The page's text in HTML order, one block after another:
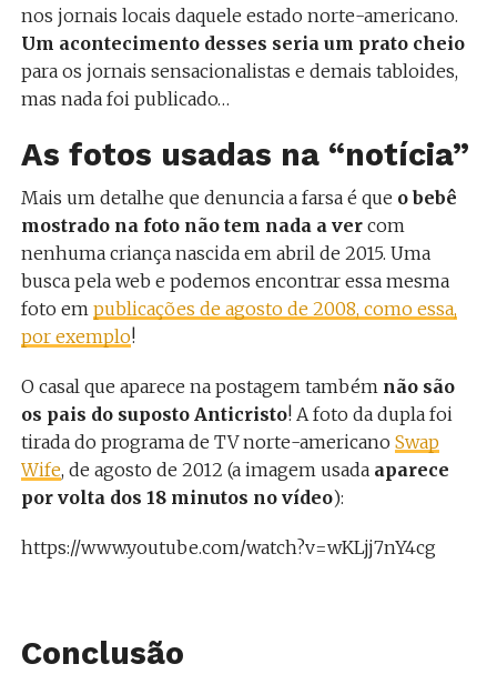
nos jornais locais daquele estado norte-americano.
Um acontecimento desses seria um prato cheio
para os jornais sensacionalistas e demais tabloides,
mas nada foi publicado…
As fotos usadas na “notícia”
Mais um detalhe que denuncia a farsa é que o bebê
mostrado na foto não tem nada a vercom
nenhuma criança nascida em abril de 2015. Uma
busca pela web e podemos encontrar essa mesma
foto em publicações de agosto de 2008, como essa,
por exemplo!
O casal que aparece na postagem também não são
os pais do suposto Anticristo! A foto da dupla foi
tirada do programa de TV norte-americano Swap
Wife, de agosto de 2012 (a imagem usadaaparece
por volta dos 18 minutos no vídeo):
https://www.youtube.com/watch?v=wKLjj7nY4cg
Conclusão